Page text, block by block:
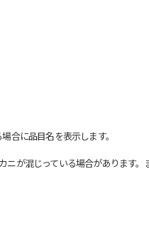
合に品目名を表示します。
混じっている場合があります